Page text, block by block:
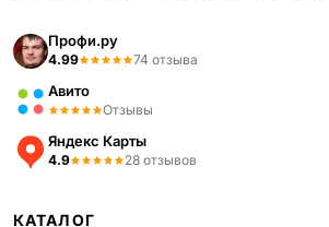
Профи.ру
4.99 74 отзыва
Авито
Отзывы
Яндекс Карты
4.9 28 отзывов
КАТАЛОГ